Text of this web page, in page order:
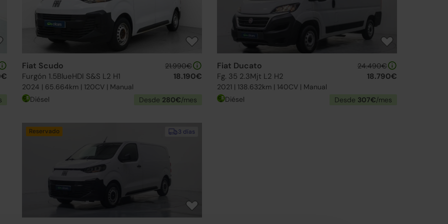
Fiat Scudo
Furgón 1.5BlueHDI S&S L2 H1
2024 | 65.664km | 120CV | Manual
21.990€
18.190€
Diésel Desde 280€/mes
Fiat Ducato
Fg. 35 2.3Mjt L2 H2
2021 | 138.632km | 140CV | Manual
24.490€
18.790€
Diésel Desde 307€/mes
3 días
Reservado